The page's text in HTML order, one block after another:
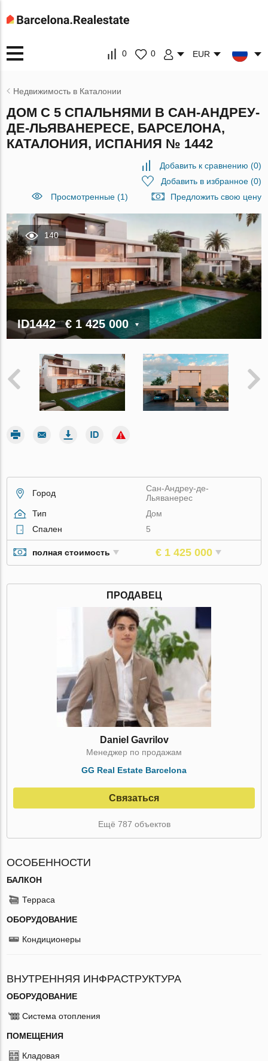
0 0 EUR
Недвижимость в Каталонии
ДОМ С 5 СПАЛЬНЯМИ В САН-АНДРЕУ-
ДЕ-ЛЬЯВАНЕРЕСЕ, БАРСЕЛОНА,
КАТАЛОНИЯ, ИСПАНИЯ № 1442
Добавить к сравнению (0)
Добавить в избранное(0)
Просмотренные (1)
Предложить свою цену
140
ID1442 € 1 425 000
Город
Сан-Андреу-де-
Льяванерес
Тип
Дом
Спален
5
полная стоимость € 1 425 000
ПРОДАВЕЦ
Daniel Gavrilov
Менеджер по продажам
GG Real Estate Barcelona
Связаться
Ещё 787 объектов
ОСОБЕННОСТИ
БАЛКОН
Терраса
ОБОРУДОВАНИЕ
Кондиционеры
ВНУТРЕННЯЯ ИНФРАСТРУКТУРА
ОБОРУДОВАНИЕ
Система отопления
ПОМЕЩЕНИЯ
Кладовая